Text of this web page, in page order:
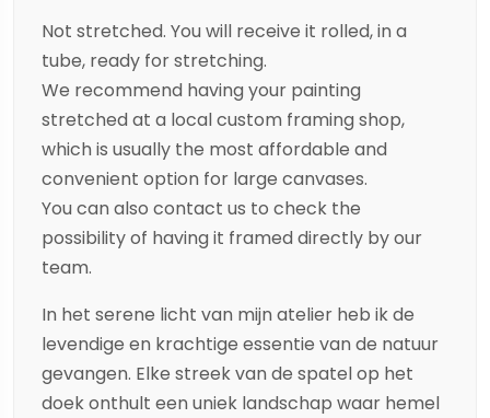
Not stretched. You will receive it rolled, in a
tube, ready for stretching.
We recommend having your painting
stretched at a local custom framing shop,
which is usually the most affordable and
convenient option for large canvases.
You can also contact us to check the
possibility of having it framed directly by our
team.
In het serene licht van mijn atelier heb ik de
levendige en krachtige essentie van de natuur
gevangen. Elke streek van de spatel op het
doek onthult een uniek landschap waar hemel